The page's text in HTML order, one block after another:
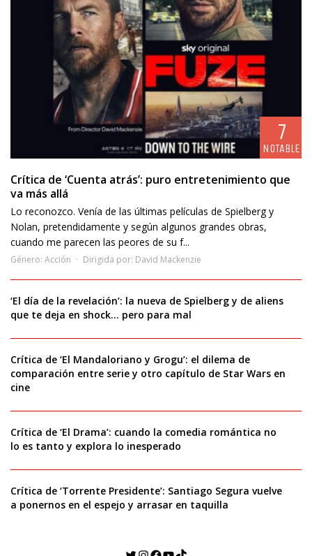
7
NOTABLE
Crítica de ‘Cuenta atrás’: puro entretenimiento que
va más allá
Lo reconozco. Venía de las últimas películas de Spielberg y
Nolan, pretendidamente y según algunos grandes obras,
cuando me parecen las peores de su f...
Género: Acción Dirigida por: David Mackenzie
‘El día de la revelación’: la nueva de Spielberg y de aliens
que te deja en shock… pero para mal
Crítica de ‘El Mandaloriano y Grogu’: el dilema de
comparación entre serie y otro capítulo de Star Wars en
cine
Crítica de ‘El Drama’: cuando la comedia romántica no
lo es tanto y explora lo inesperado
Crítica de ‘Torrente Presidente’: Santiago Segura vuelve
a ponernos en el espejo y arrasar en taquilla